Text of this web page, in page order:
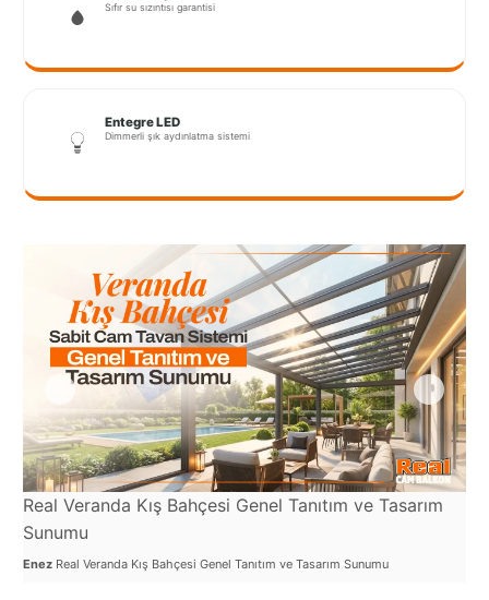
Sıfır su sızıntısı garantisi
Entegre LED
Dimmerli şık aydınlatma sistemi
Real Veranda Kış Bahçesi Genel Tanıtım ve Tasarım
Sunumu
Enez Real Veranda Kış Bahçesi Genel Tanıtım ve Tasarım Sunumu
Lubrza
Muş
Sakarya
Sarajevo
Sivas
switzerland
Tilburg
Van
Yalova